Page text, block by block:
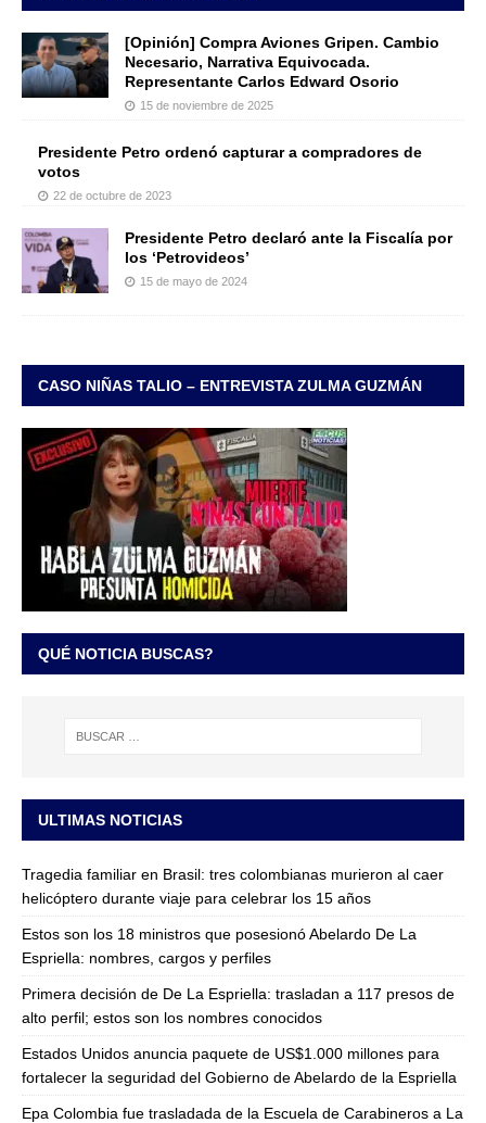
[Opinión] Compra Aviones Gripen. Cambio
Necesario, Narrativa Equivocada.
Representante Carlos Edward Osorio
15 de noviembre de 2025
Presidente Petro ordenó capturar a compradores de
votos
22 de octubre de 2023
Presidente Petro declaró ante la Fiscalía por
los ‘Petrovideos’
15 de mayo de 2024
CASO NIÑAS TALIO – ENTREVISTA ZULMA GUZMÁN
QUÉ NOTICIA BUSCAS?
ULTIMAS NOTICIAS
Tragedia familiar en Brasil: tres colombianas murieron al caer
helicóptero durante viaje para celebrar los 15 años
Estos son los 18 ministros que posesionó Abelardo De La
Espriella: nombres, cargos y perfiles
Primera decisión de De La Espriella: trasladan a 117 presos de
alto perfil; estos son los nombres conocidos
Estados Unidos anuncia paquete de US$1.000 millones para
fortalecer la seguridad del Gobierno de Abelardo de la Espriella
Epa Colombia fue trasladada de la Escuela de Carabineros a La